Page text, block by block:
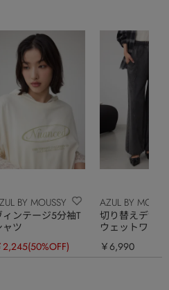
BY MOUSSY
ィンテージ5分袖T
ャツ
2,245(50%OFF)
AZUL BY
切り替えデザ
ウェットワイ
￥6,990